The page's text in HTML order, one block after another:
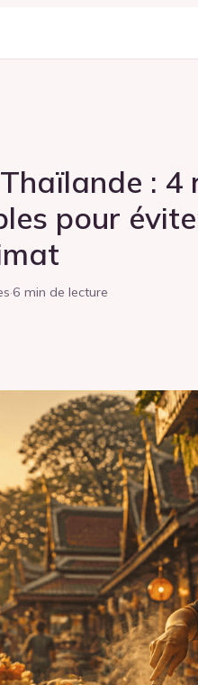
: 4
pour
·6 min de lecture